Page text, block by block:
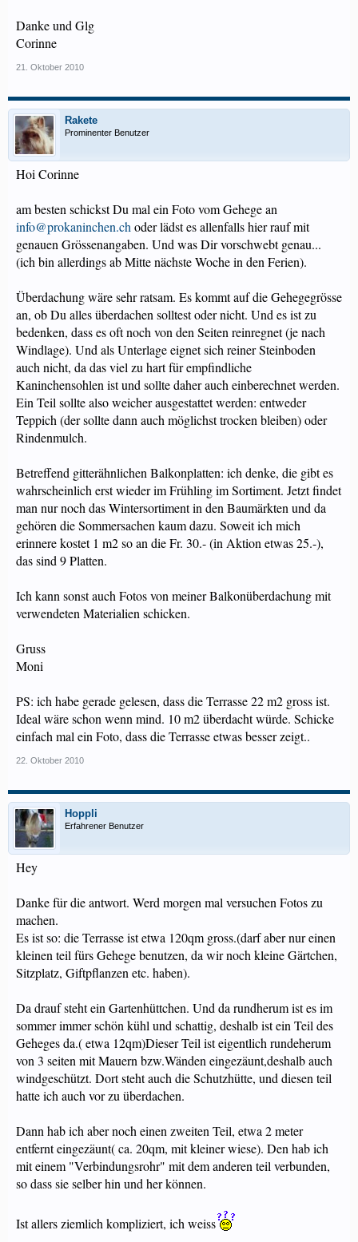
Danke und Glg
Corinne
21. Oktober 2010
Rakete
Prominenter Benutzer
Hoi Corinne
am besten schickst Du mal ein Foto vom Gehege an
info@prokaninchen.ch oder lädst es allenfalls hier rauf mit
genauen Grössenangaben. Und was Dir vorschwebt genau...
(ich bin allerdings ab Mitte nächste Woche in den Ferien).
Überdachung wäre sehr ratsam. Es kommt auf die Gehegegrösse
an, ob Du alles überdachen solltest oder nicht. Und es ist zu
bedenken, dass es oft noch von den Seiten reinregnet (je nach
Windlage). Und als Unterlage eignet sich reiner Steinboden
auch nicht, da das viel zu hart für empfindliche
Kaninchensohlen ist und sollte daher auch einberechnet werden.
Ein Teil sollte also weicher ausgestattet werden: entweder
Teppich (der sollte dann auch möglichst trocken bleiben) oder
Rindenmulch.
Betreffend gitterähnlichen Balkonplatten: ich denke, die gibt es
wahrscheinlich erst wieder im Frühling im Sortiment. Jetzt findet
man nur noch das Wintersortiment in den Baumärkten und da
gehören die Sommersachen kaum dazu. Soweit ich mich
erinnere kostet 1 m2 so an die Fr. 30.- (in Aktion etwas 25.-),
das sind 9 Platten.
Ich kann sonst auch Fotos von meiner Balkonüberdachung mit
verwendeten Materialien schicken.
Gruss
Moni
PS: ich habe gerade gelesen, dass die Terrasse 22 m2 gross ist.
Ideal wäre schon wenn mind. 10 m2 überdacht würde. Schicke
einfach mal ein Foto, dass die Terrasse etwas besser zeigt..
22. Oktober 2010
Hoppli
Erfahrener Benutzer
Hey
Danke für die antwort. Werd morgen mal versuchen Fotos zu
machen.
Es ist so: die Terrasse ist etwa 120qm gross.(darf aber nur einen
kleinen teil fürs Gehege benutzen, da wir noch kleine Gärtchen,
Sitzplatz, Giftpflanzen etc. haben).
Da drauf steht ein Gartenhüttchen. Und da rundherum ist es im
sommer immer schön kühl und schattig, deshalb ist ein Teil des
Geheges da.( etwa 12qm)Dieser Teil ist eigentlich rundeherum
von 3 seiten mit Mauern bzw.Wänden eingezäunt,deshalb auch
windgeschützt. Dort steht auch die Schutzhütte, und diesen teil
hatte ich auch vor zu überdachen.
Dann hab ich aber noch einen zweiten Teil, etwa 2 meter
entfernt eingezäunt( ca. 20qm, mit kleiner wiese). Den hab ich
mit einem "Verbindungsrohr" mit dem anderen teil verbunden,
so dass sie selber hin und her können.
Ist allers ziemlich kompliziert, ich weiss